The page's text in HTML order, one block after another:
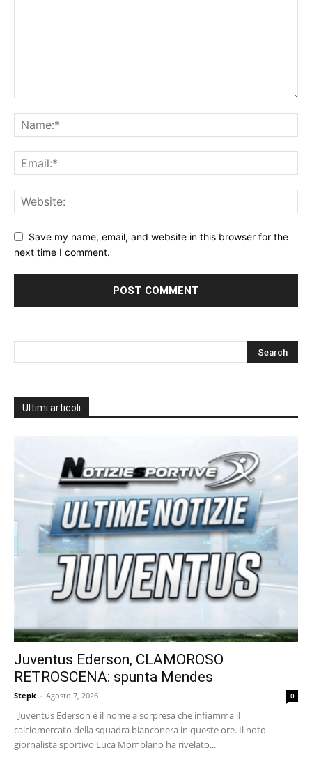
Save my name, email, and website in this browser for the
next time I comment.
Ultimi articoli
Juventus Ederson, CLAMOROSO
RETROSCENA: spunta Mendes
Stepk - Agosto 7, 2026 0
Juventus Ederson è il nome a sorpresa che infiamma il
calciomercato della squadra bianconera in queste ore. Il noto
giornalista sportivo Luca Momblano ha rivelato...